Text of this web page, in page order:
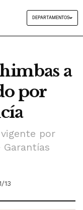
DEPARTAMENTOS
a
por
por
13